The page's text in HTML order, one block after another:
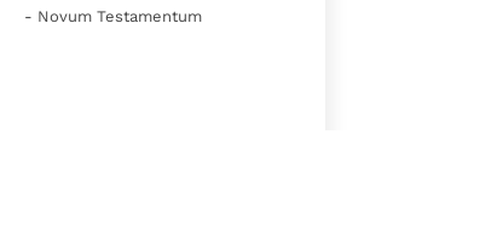
- Novum Testamentum